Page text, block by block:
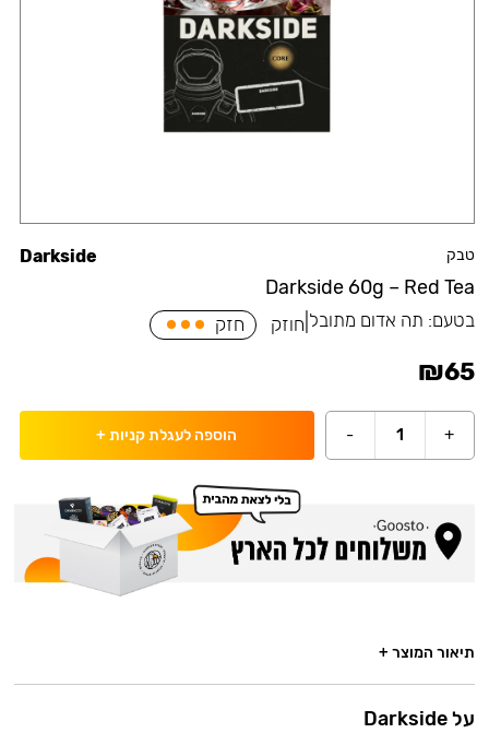
טבק
Darkside 60g – Red Tea
Darkside
בטעם: תה אדום מתובל חוזק חזק
₪65
+
1
- הוספה לעגלת קניות +
תיאור המוצר +
על Darkside